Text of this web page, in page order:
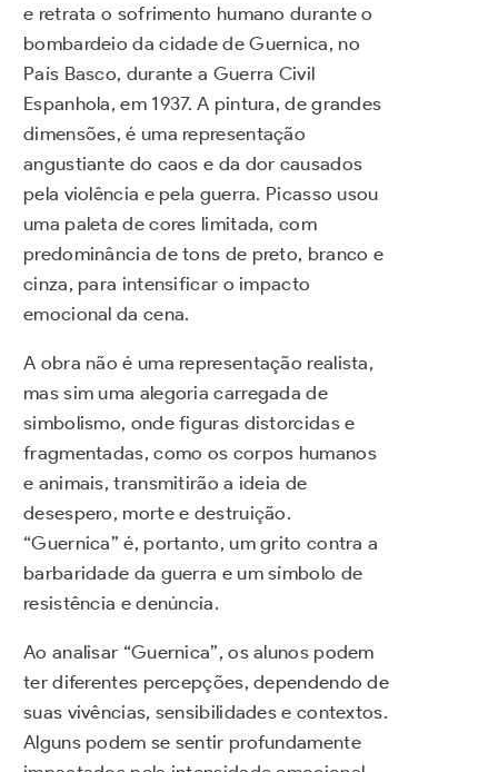
e retrata o sofrimento humano durante o
bombardeio da cidade de Guernica, no
País Basco, durante a Guerra Civil
Espanhola, em 1937. A pintura, de grandes
dimensões, é uma representação
angustiante do caos e da dor causados
pela violência e pela guerra. Picasso usou
uma paleta de cores limitada, com
predominância de tons de preto, branco e
cinza, para intensificar o impacto
emocional da cena.
A obra não é uma representação realista,
mas sim uma alegoria carregada de
simbolismo, onde figuras distorcidas e
fragmentadas, como os corpos humanos
e animais, transmitirão a ideia de
desespero, morte e destruição.
“Guernica” é, portanto, um grito contra a
barbaridade da guerra e um símbolo de
resistência e denúncia.
Ao analisar “Guernica”, os alunos podem
ter diferentes percepções, dependendo de
suas vivências, sensibilidades e contextos.
Alguns podem se sentir profundamente